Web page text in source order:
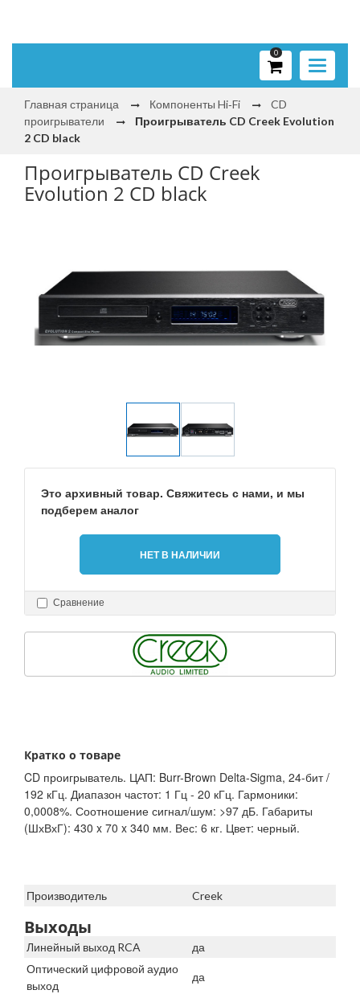
Toggle
0
Главная страница Компоненты Hi‑Fi
CD
проигрыватели
Проигрыватель CD Creek Evolution
2 CD black
Проигрыватель CD Creek
Evolution 2 CD black
Это архивный товар. Свяжитесь с нами, и мы
подберем аналог
НЕТ В НАЛИЧИИ
Сравнение
Кратко о товаре
CD проигрыватель. ЦАП: Burr-Brown Delta-Sigma, 24-бит /
192 кГц. Диапазон частот: 1 Гц - 20 кГц. Гармоники:
0,0008%. Соотношение сигнал/шум: >97 дБ. Габариты
(ШхВхГ): 430 x 70 x 340 мм. Вес: 6 кг. Цвет: черный.
Производитель Creek
Выходы
Линейный выход RCA
да
Оптический цифровой аудио
выход
да